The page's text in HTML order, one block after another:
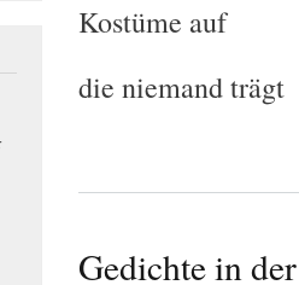
Kostüme auf
die niemand trägt
Gedichte in